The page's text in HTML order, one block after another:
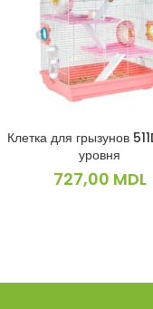
ПОДРОБНЕЕ
Клетка для грызунов
уровня
727,00 MDL